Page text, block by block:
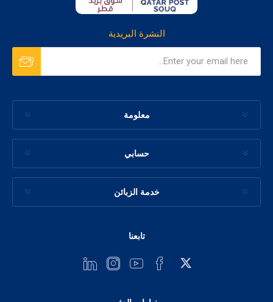
النشرة البريدية
معلومة
حسابي
خدمة الزبائن
تابعنا